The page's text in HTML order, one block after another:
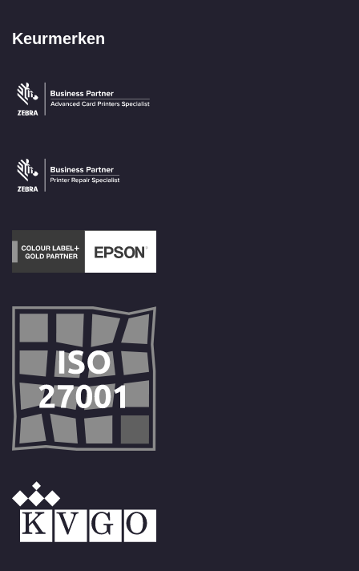
Keurmerken